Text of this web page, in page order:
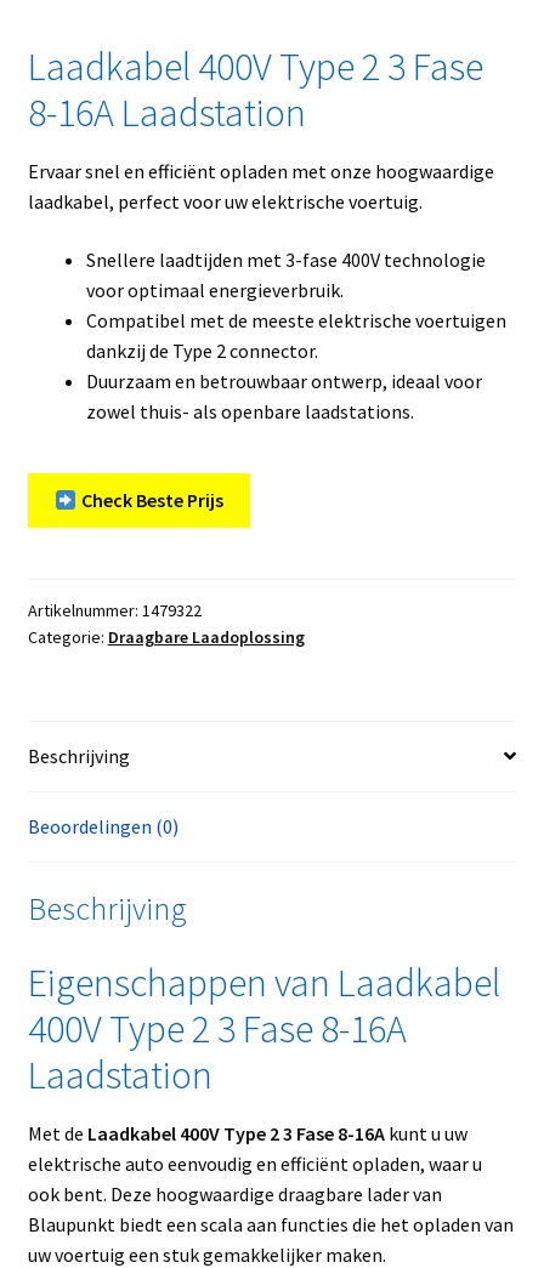
Laadkabel 400V Type 2 3 Fase
8-16A Laadstation
Ervaar snel en efficiënt opladen met onze hoogwaardige
laadkabel, perfect voor uw elektrische voertuig.
Snellere laadtijden met 3-fase 400V technologie
voor optimaal energieverbruik.
Compatibel met de meeste elektrische voertuigen
dankzij de Type 2 connector.
Duurzaam en betrouwbaar ontwerp, ideaal voor
zowel thuis- als openbare laadstations.
Check Beste Prijs
Artikelnummer: 1479322
Categorie: Draagbare Laadoplossing
Beschrijving
Beoordelingen (0)
Beschrijving
Eigenschappen van Laadkabel
400V Type 2 3 Fase 8-16A
Laadstation
Met de Laadkabel 400V Type 2 3 Fase 8-16Akunt u uw
elektrische auto eenvoudig en efficiënt opladen, waar u
ook bent. Deze hoogwaardige draagbare lader van
Blaupunkt biedt een scala aan functies die het opladen van
uw voertuig een stuk gemakkelijker maken.